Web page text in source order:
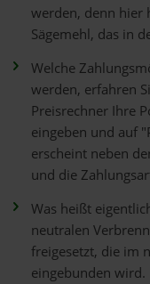
werden, denn hier
Sägemehl, das in
Welche
werden, erfahren
Preisrechner Ihre
eingeben und auf
erscheint neben
und die
Was heißt
neutralen
freigesetzt, die im
eingebunden wird.